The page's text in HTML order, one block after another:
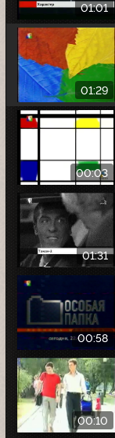
01:01
01:29
00:03
01:31
00:58
00:10